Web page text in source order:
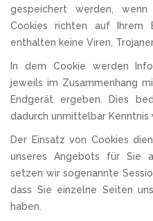
gespeichert werden,
Cookies richten auf Ihrem
enthalten keine Viren,
In dem Cookie werden
jeweils im Zusammenhang
Endgerät ergeben. Dies
dadurch unmittelbar
Der Einsatz von Cookies
unseres Angebots für Sie
setzen wir sogenannte
dass Sie einzelne Seiten
haben.